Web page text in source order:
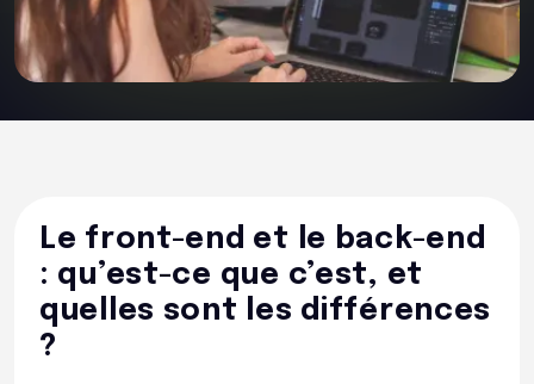
Le front-end et le back-end
: qu’est-ce que c’est, et
quelles sont les différences
?